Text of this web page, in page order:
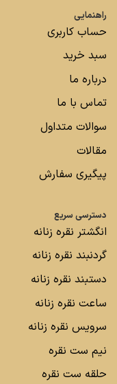
راهنمایی
حساب کاربری
سبد خرید
درباره ما
تماس با ما
سوالات متداول
مقالات
پیگیری سفارش
دسترسی سریع
انگشتر نقره زنانه
گردنبند نقره زنانه
دستبند نقره زنانه
ساعت نقره زنانه
سرویس نقره زنانه
نیم ست نقره
حلقه ست نقره